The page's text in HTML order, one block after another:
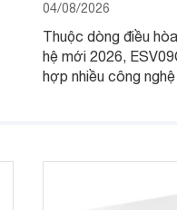
04/08/2026
Thuộc dòng điều
hệ mới 2026,
hợp nhiều công